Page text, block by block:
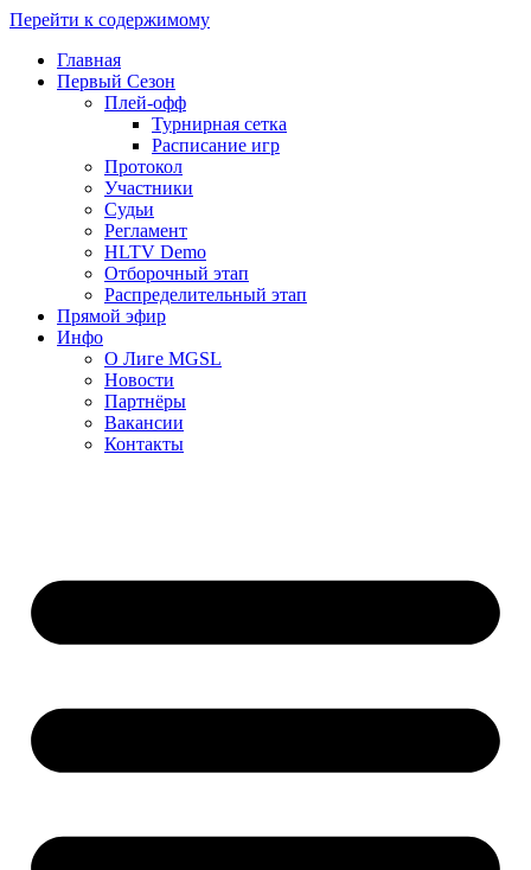
Перейти к содержимому
Главная
Первый Сезон
Плей-офф
Турнирная сетка
Расписание игр
Протокол
Участники
Судьи
Регламент
HLTV Demo
Отборочный этап
Распределительный этап
Прямой эфир
Инфо
О Лиге MGSL
Новости
Партнёры
Вакансии
Контакты